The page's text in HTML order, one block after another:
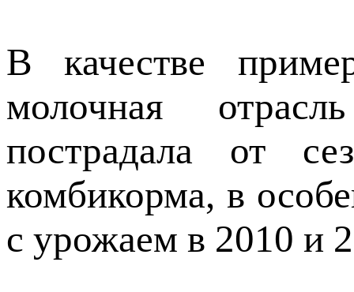
В качестве
молочная
пострадала от
комбикорма, в
с урожаем в 2010 и